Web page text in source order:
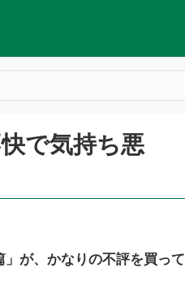
で気持ち悪
が、かなりの不評を買って